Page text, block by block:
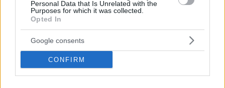
Personal Data that Is Unrelated with the
Purposes for which it was collected.
Opted In
Google consents
CONFIRM
ταβέρνα στη Νέα Σμύρνη όπου
το κρέας μιλάει πρώτο